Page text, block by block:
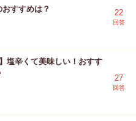
すすめは？
22
回答
塩辛くて美味しい！おすす
27
回答